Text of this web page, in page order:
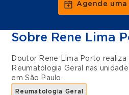
Agende
Sobre Rene Lima
Doutor Rene Lima Porto
Reumatologia Geral
nas
emSão Paulo.
Reumatologia Geral